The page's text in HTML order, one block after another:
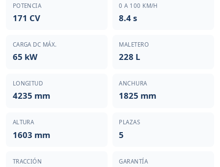
POTENCIA
171 CV
0 A 100 KM/H
8.4 s
CARGA DC MÁX.
65 kW
MALETERO
228 L
LONGITUD
4235 mm
ANCHURA
1825 mm
ALTURA
1603 mm
PLAZAS
5
TRACCIÓN GARANTÍA